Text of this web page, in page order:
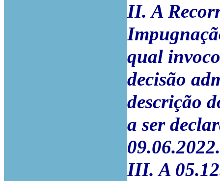
II. A
qual
decisão
descrição
a ser
09.06.2022.
III. A